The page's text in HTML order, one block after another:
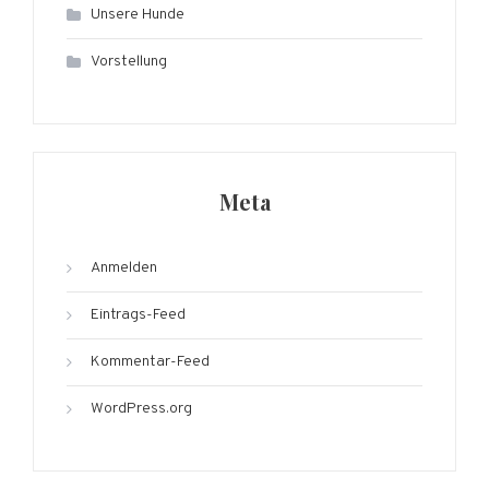
Unsere Hunde
Vorstellung
Meta
Anmelden
Eintrags-Feed
Kommentar-Feed
WordPress.org